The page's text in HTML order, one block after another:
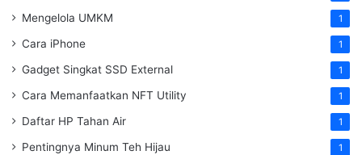
Mengelola UMKM 1
Cara iPhone 1
Gadget Singkat SSD External 1
Cara Memanfaatkan NFT Utility 1
Daftar HP Tahan Air 1
Pentingnya Minum Teh Hijau 1